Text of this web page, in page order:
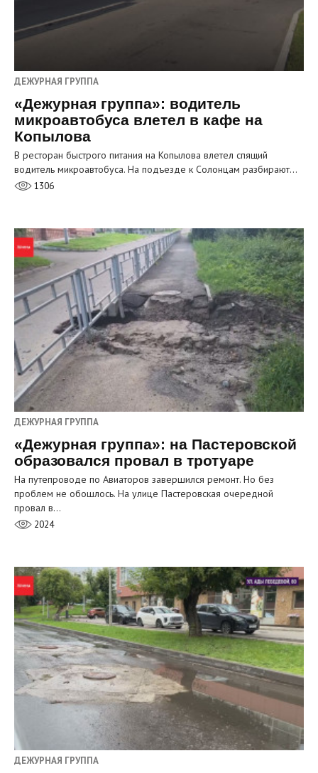
ДЕЖУРНАЯ ГРУППА
«Дежурная группа»: водитель
микроавтобуса влетел в кафе на
Копылова
В ресторан быстрого питания на Копылова влетел спящий
водитель микроавтобуса. На подъезде к Солонцам разбирают…
1306
ДЕЖУРНАЯ ГРУППА
«Дежурная группа»: на Пастеровской
образовался провал в тротуаре
На путепроводе по Авиаторов завершился ремонт. Но без
проблем не обошлось. На улице Пастеровская очередной
провал в…
2024
ДЕЖУРНАЯ ГРУППА